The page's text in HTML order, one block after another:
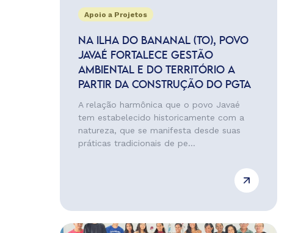
Apoio a Projetos
NA ILHA DO BANANAL (TO), POVO
JAVAÉ FORTALECE GESTÃO
AMBIENTAL E DO TERRITÓRIO A
PARTIR DA CONSTRUÇÃO DO PGTA
A relação harmônica que o povo Javaé
tem estabelecido historicamente com a
natureza, que se manifesta desde suas
práticas tradicionais de pe...